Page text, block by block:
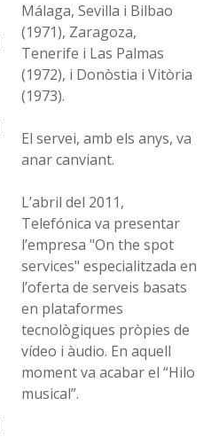
Málaga, Sevilla i Bilbao
(1971), Zaragoza,
Tenerife i Las Palmas
(1972), i Donòstia i Vitòria
(1973).
El servei, amb els anys, va
anar canviant.
L’abril del 2011,
Telefónica va presentar
l’empresa "On the spot
services" especialitzada en
l’oferta de serveis basats
en plataformes
tecnològiques pròpies de
vídeo i àudio. En aquell
moment va acabar el “Hilo
musical”.